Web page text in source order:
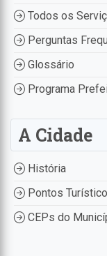
Todos os
Perguntas
Glossário
Programa
A Cidade
História
Pontos
CEPs do